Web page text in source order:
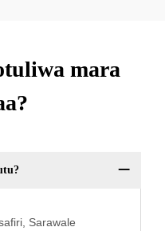
mara
Sarawale